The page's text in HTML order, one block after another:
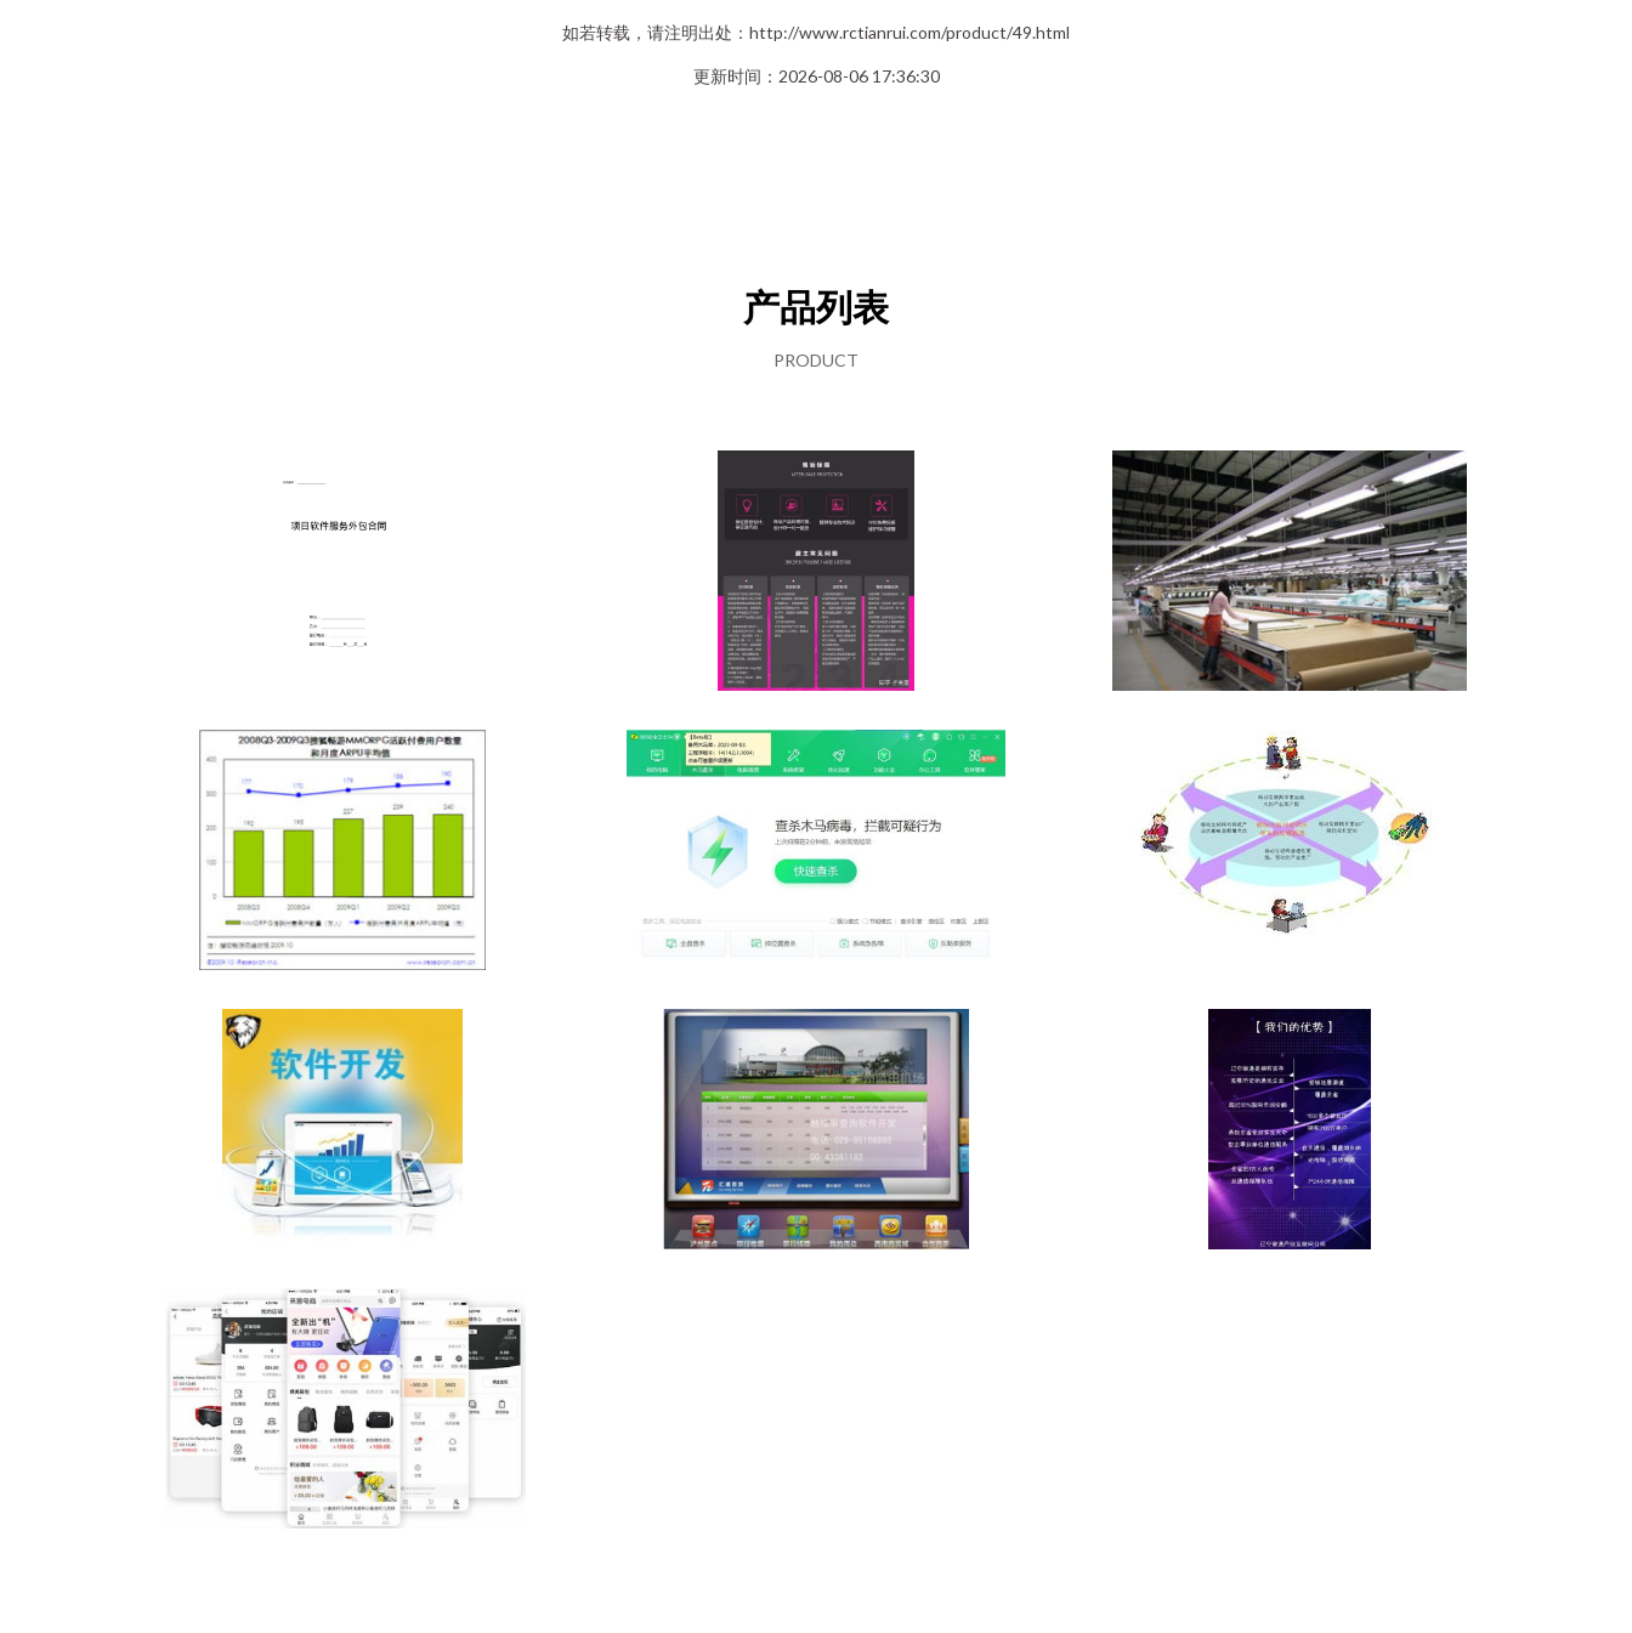
如若转载，请注明出处：http://www.rctianrui.com/product/49.html
更新时间：2026-08-06 17:36:30
产品列表
PRODUCT